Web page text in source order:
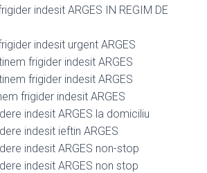
indesit ARGES IN REGIM DE
indesit urgent ARGES
frigider indesit ARGES
frigider indesit ARGES
frigider indesit ARGES
indesit ARGES la domiciliu
indesit ieftin ARGES
indesit ARGES non-stop
indesit ARGES non stop